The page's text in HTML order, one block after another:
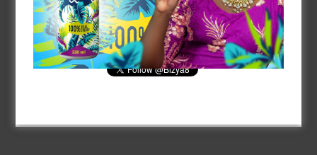
[mailpoet_form id= »3″]